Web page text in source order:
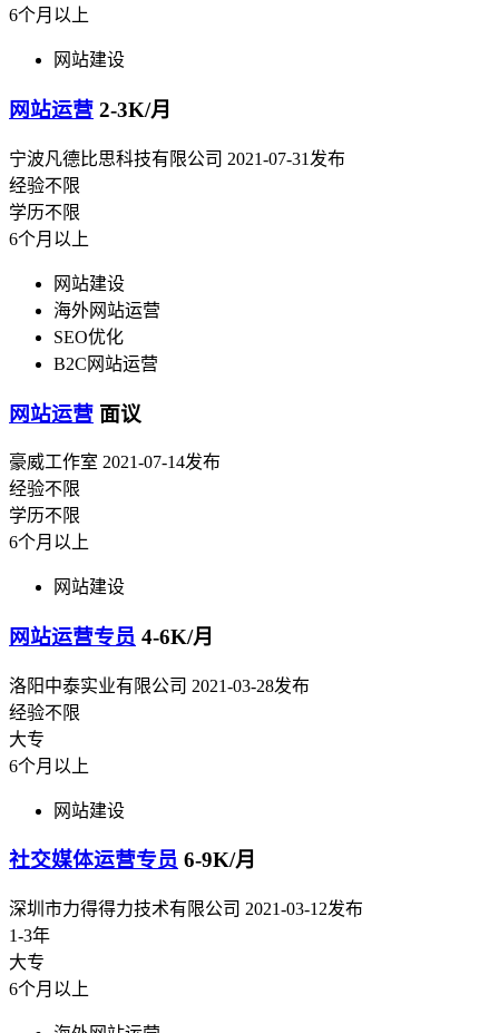
6个月以上
网站建设
网站运营 2-3K/月
宁波凡德比思科技有限公司 2021-07-31发布
经验不限
学历不限
6个月以上
网站建设
海外网站运营
SEO优化
B2C网站运营
网站运营 面议
豪威工作室 2021-07-14发布
经验不限
学历不限
6个月以上
网站建设
网站运营专员 4-6K/月
洛阳中泰实业有限公司 2021-03-28发布
经验不限
大专
6个月以上
网站建设
社交媒体运营专员 6-9K/月
深圳市力得得力技术有限公司 2021-03-12发布
1-3年
大专
6个月以上